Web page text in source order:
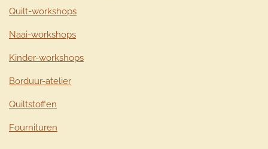
Quilt-workshops
Naai-workshops
Kinder-workshops
Borduur-atelier
Quiltstoffen
Fournituren